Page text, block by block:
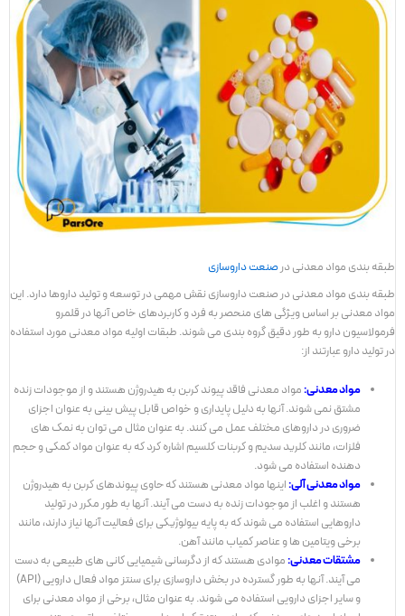
طبقه بندی مواد معدنی در صنعت داروسازی
طبقه بندی مواد معدنی در صنعت داروسازی نقش مهمی در توسعه و تولید داروها دارد. این
مواد معدنی بر اساس ویژگی های منحصر به فرد و کاربردهای خاص آنها در قلمرو
فرمولاسیون دارو به طور دقیق گروه بندی می شوند. طبقات اولیه مواد معدنی مورد استفاده
در تولید دارو عبارتند از:
مواد معدنی:مواد معدنی فاقد پیوند کربن به هیدروژن هستند و از موجودات زنده
مشتق نمی شوند. آنها به دلیل پایداری و خواص قابل پیش بینی به عنوان اجزای
ضروری در داروهای مختلف عمل می کنند. به عنوان مثال می توان به نمک های
فلزات، مانند کلرید سدیم و کربنات کلسیم اشاره کرد که به عنوان مواد کمکی و حجم
دهنده استفاده می شود.
مواد معدنی آلی:اینها مواد معدنی هستند که حاوی پیوندهای کربن به هیدروژن
هستند و اغلب از موجودات زنده به دست می آیند. آنها به طور مکرر در تولید
داروهایی استفاده می شوند که به پایه بیولوژیکی برای فعالیت آنها نیاز دارند، مانند
برخی ویتامین ها و عناصر کمیاب مانند آهن.
مشتقات معدنی:موادی هستند که از دگرسانی شیمیایی کانی های طبیعی به دست
می آیند. آنها به طور گسترده در بخش داروسازی برای سنتز مواد فعال دارویی (API)
و سایر اجزای دارویی استفاده می شوند. به عنوان مثال، برخی از مواد معدنی برای